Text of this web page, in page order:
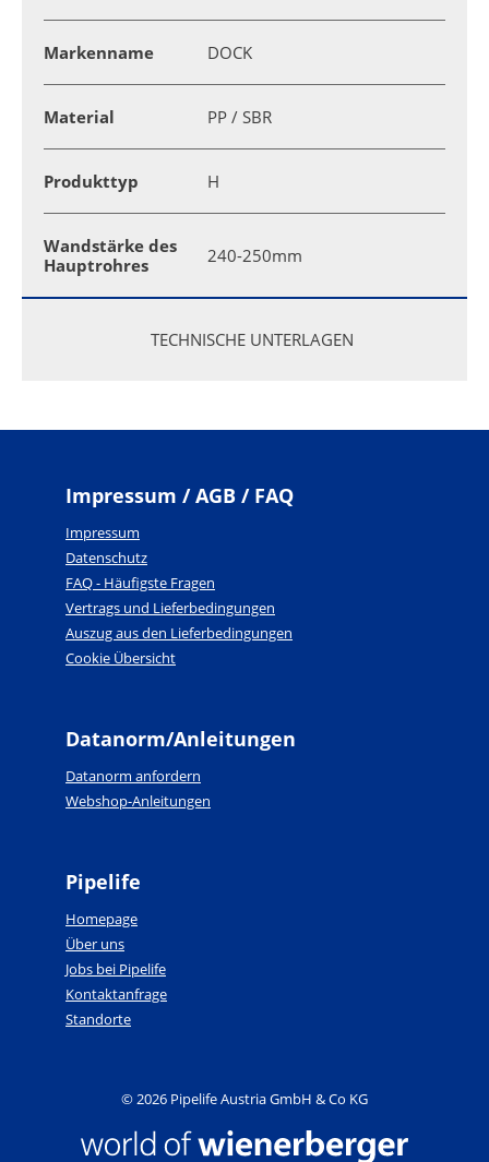
Markenname DOCK
Material PP / SBR
Produkttyp H
Wandstärke des
Hauptrohres
240-250mm
TECHNISCHE UNTERLAGEN
Impressum / AGB / FAQ
Impressum
Datenschutz
FAQ - Häufigste Fragen
Vertrags und Lieferbedingungen
Auszug aus den Lieferbedingungen
Cookie Übersicht
Datanorm/Anleitungen
Datanorm anfordern
Webshop-Anleitungen
Pipelife
Homepage
Über uns
Jobs bei Pipelife
Kontaktanfrage
Standorte
© 2026 Pipelife Austria GmbH & Co KG